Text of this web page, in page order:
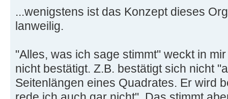
...wenigstens ist das Konzept dieses
lanweilig.
"Alles, was ich sage stimmt" weckt in
nicht bestätigt. Z.B. bestätigt sich nicht
Seitenlängen eines Quadrates. Er wird